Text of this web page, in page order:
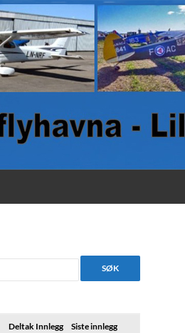
Deltak Innlegg Siste innlegg